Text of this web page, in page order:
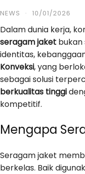
NEWS · 10/01/2026
Dalam dunia kerja,
seragam jaket
identitas,
Konveksi, yang
sebagai solusi
berkualitas tinggi
kompetitif.
Mengapa
Seragam jaket
berkelas. Baik